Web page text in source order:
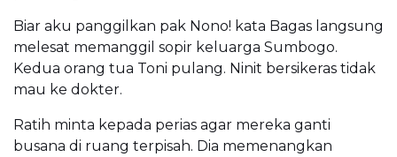
Biar aku panggilkan pak Nono! kata Bagas langsung
melesat memanggil sopir keluarga Sumbogo.
Kedua orang tua Toni pulang. Ninit bersikeras tidak
mau ke dokter.
Ratih minta kepada perias agar mereka ganti
busana di ruang terpisah. Dia memenangkan